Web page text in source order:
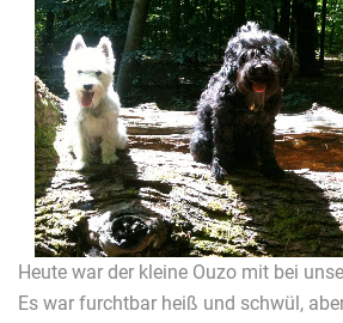
Heute war der kleine Ouzo mit bei
Es war furchtbar heiß und schwül,